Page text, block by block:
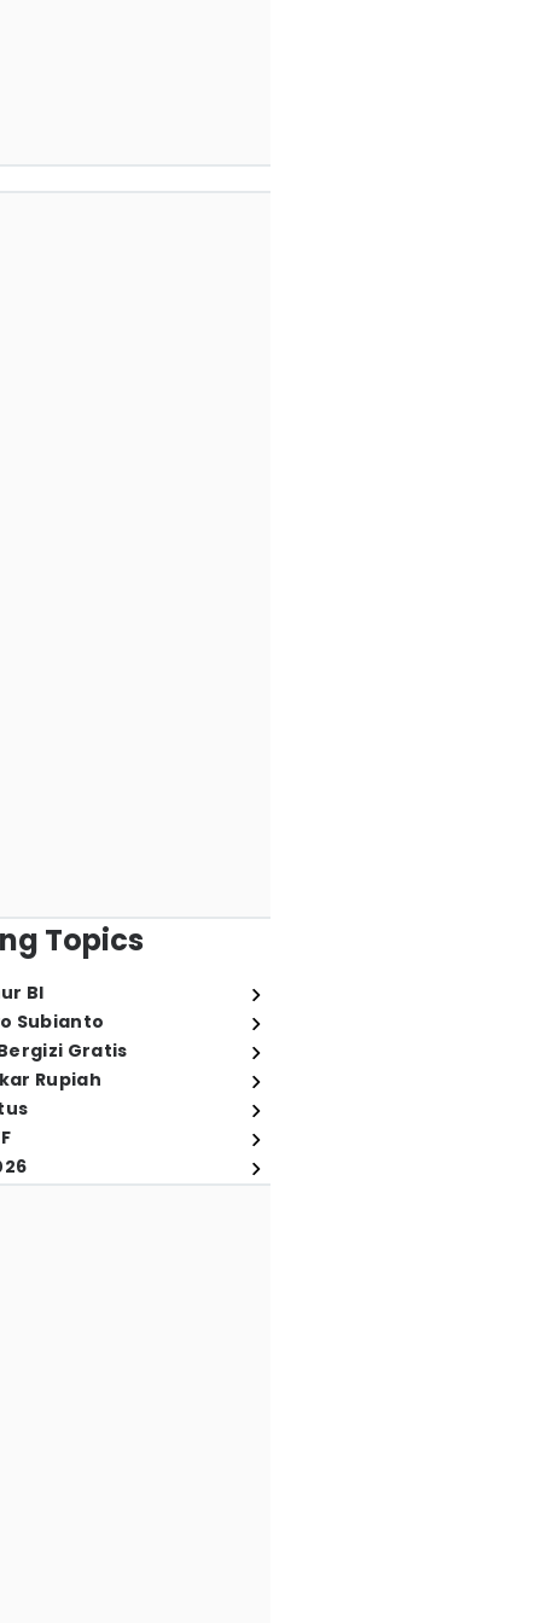
Topics
BI
Subianto
Gratis
Rupiah